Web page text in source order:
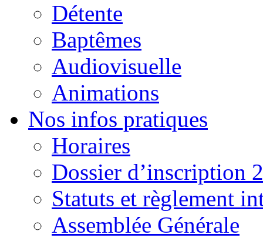
Détente
Baptêmes
Audiovisuelle
Animations
Nos infos pratiques
Horaires
Dossier d’inscription
Statuts et règlement
Assemblée Générale